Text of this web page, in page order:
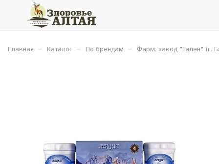
Главная – Каталог – По брендам – Фарм. завод "Гален" (г.